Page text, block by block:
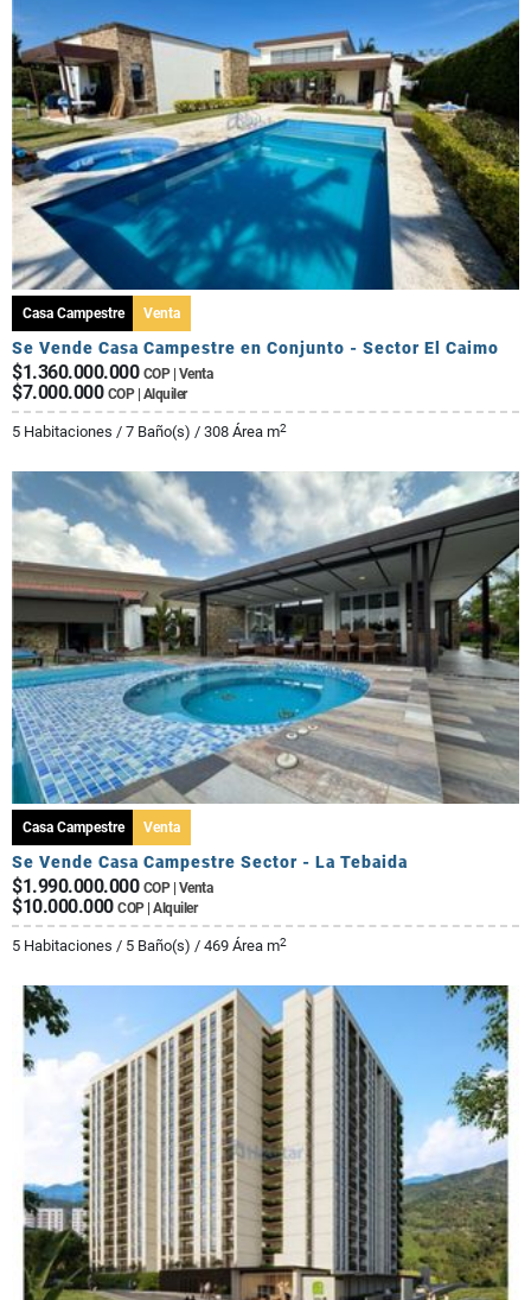
Casa Campestre Venta
Se Vende Casa Campestre en Conjunto - Sector El Caimo
$1.360.000.000 COP | Venta
$7.000.000 COP | Alquiler
5 Habitaciones / 7 Baño(s) / 308 Área m2
Casa Campestre Venta
Se Vende Casa Campestre Sector - La Tebaida
$1.990.000.000 COP | Venta
$10.000.000 COP | Alquiler
5 Habitaciones / 5 Baño(s) / 469 Área m2